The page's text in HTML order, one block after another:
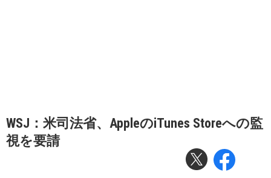
WSJ：米司法省、AppleのiTunes Storeへの監
視を要請